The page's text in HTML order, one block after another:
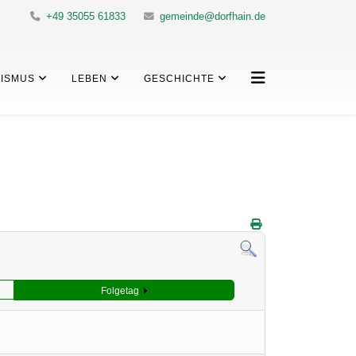
+49 35055 61833 gemeinde@dorfhain.de
LEBEN GESCHICHTE
Folgetag